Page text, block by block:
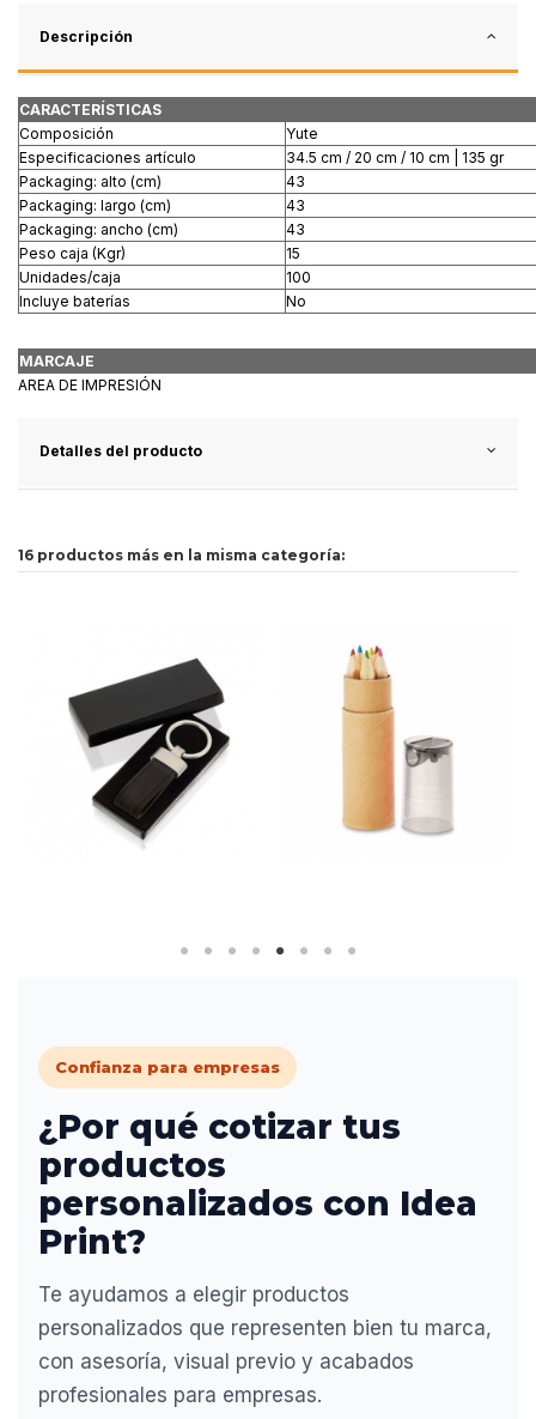
Descripción
CARACTERÍSTICAS
Composición
Yute
Especificaciones artículo
34.5 cm / 20 cm / 10 cm | 135 gr
Packaging: alto (cm)
43
Packaging: largo (cm)
43
Packaging: ancho (cm)
43
Peso caja (Kgr)
15
Unidades/caja
100
Incluye baterías
No
MARCAJE
AREA DE IMPRESIÓN
Detalles del producto
16 productos más en la misma categoría:
Confianza para empresas
¿Por qué cotizar tus
productos
personalizados con Idea
Print?
Te ayudamos a elegir productos
personalizados que representen bien tu marca,
con asesoría, visual previo y acabados
profesionales para empresas.